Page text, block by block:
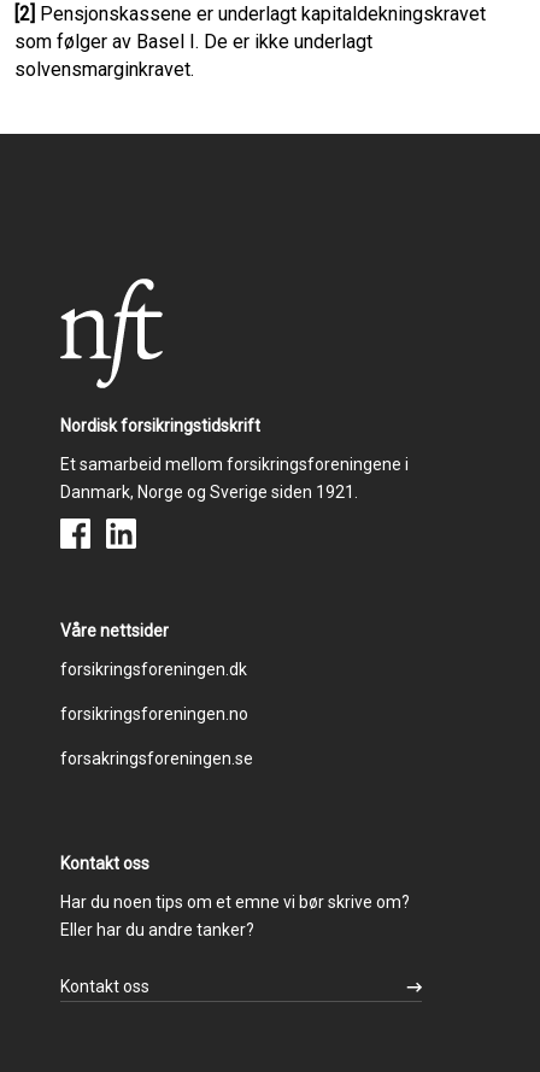
[2] Pensjonskassene er underlagt kapitaldekningskravet
som følger av Basel I. De er ikke underlagt
solvensmarginkravet.
Nordisk forsikringstidskrift
Et samarbeid mellom forsikringsforeningene i
Danmark, Norge og Sverige siden 1921.
Våre nettsider
Footer
menu
forsikringsforeningen.dk
forsikringsforeningen.no
forsakringsforeningen.se
Kontakt oss
Har du noen tips om et emne vi bør skrive om?
Eller har du andre tanker?
Kontakt oss